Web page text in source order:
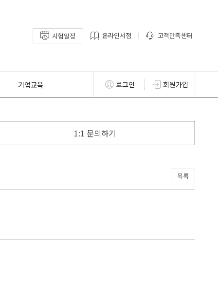
시험일정 온라인서점 고객만족센터
기업교육 로그인 회원가입
1:1 문의하기
목록